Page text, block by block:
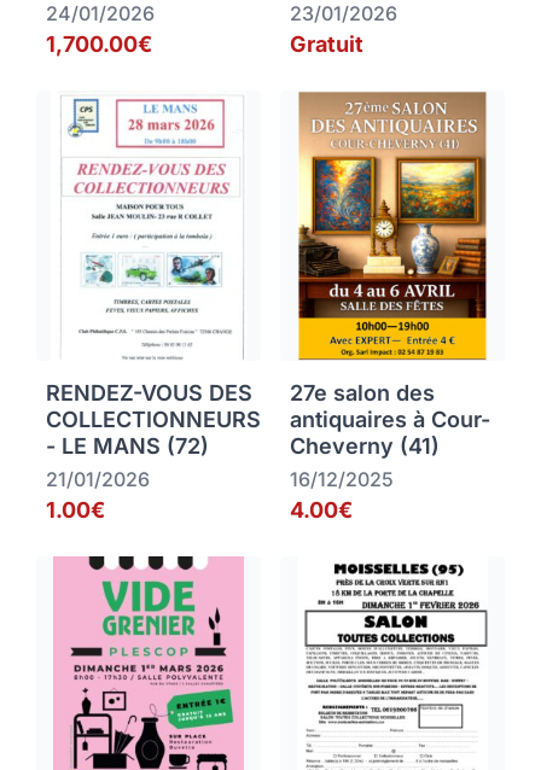
24/01/2026
1,700.00€
23/01/2026
Gratuit
RENDEZ-VOUS DES
COLLECTIONNEURS
- LE MANS (72)
21/01/2026
1.00€
27e salon des
antiquaires à Cour-
Cheverny (41)
16/12/2025
4.00€